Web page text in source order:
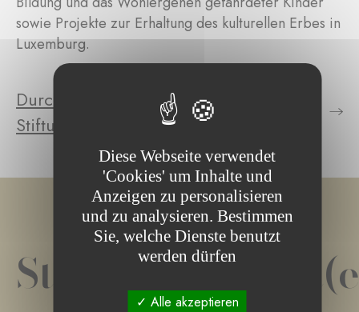
sowie Projekte zur Erhaltung des kulturellen Erbes in
Luxemburg.
Durchsuchen Sie die Projekte der
Stiftung
Diese Webseite verwendet
'Cookies' um Inhalte und
Anzeigen zu personalisieren
und zu analysieren. Bestimmen
Sie, welche Dienste benutzt
werden dürfen
Alle akzeptieren